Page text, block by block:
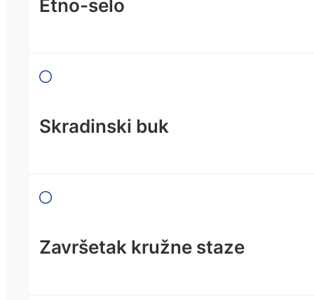
Etno-selo
Skradinski buk
Završetak kružne staze